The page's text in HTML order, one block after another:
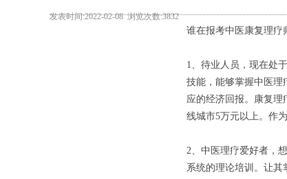
发表时间:2022-02-08 浏览次数:3832
谁在报考中医康复理疗
1、待业人员，现在处
技能，能够掌握中医理
应的经济回报。康复理
线城市5万元以上。作
2、中医理疗爱好者，
系统的理论培训。让其